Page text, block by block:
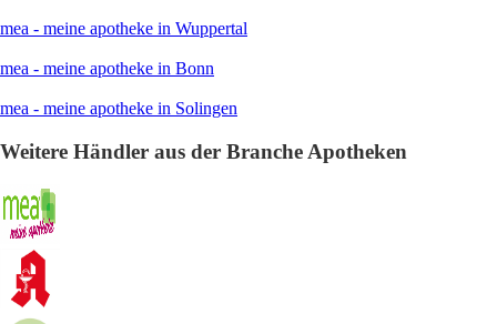
mea - meine apotheke in Wuppertal
mea - meine apotheke in Bonn
mea - meine apotheke in Solingen
Weitere Händler aus der Branche Apotheken